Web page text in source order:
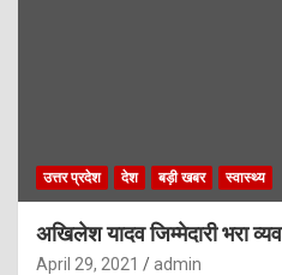
उत्तर प्रदेश देश बड़ी खबर स्वास्थ्य
अखिलेश यादव जिम्मेदारी भरा
April 29, 2021 admin